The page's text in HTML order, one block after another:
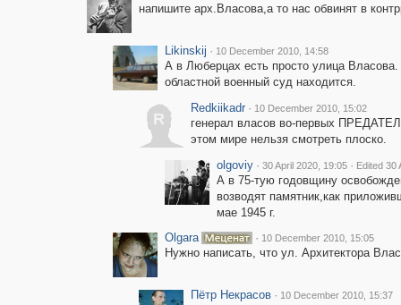
напишите арх.Власова,а то нас обвинят в
Likinskij · 10 December 2010, 14:58
А в Люберцах есть просто улица
областной военный суд находится.
R
Redkiikadr · 10 December 2010, 15:02
генерал власов во-первых
этом мире нельзя смотреть плоско.
olgoviy · 30 April 2020, 19:05 · Edited 30
А в 75-тую годовщину
возводят памятник,как
мае 1945 г.
Olgara
· 10 December 2010, 15:05
Нужно написать, что ул. Архитектора
Пётр Некрасов · 10 December 2010, 15:37